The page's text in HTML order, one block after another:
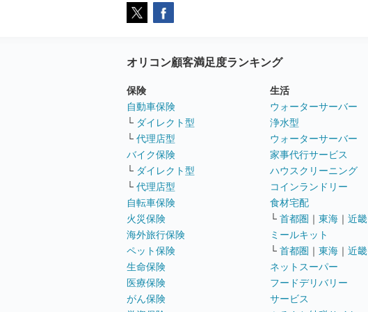
オリコン顧客満足度ランキング
保険
自動車保険
└ ダイレクト型
└ 代理店型
バイク保険
└ ダイレクト型
└ 代理店型
自転車保険
火災保険
海外旅行保険
ペット保険
生命保険
医療保険
がん保険
生活
ウォーターサーバー
浄水型
ウォーターサーバー
家事代行サービス
ハウスクリーニング
コインランドリー
食材宅配
└ 首都圏 ｜ 東海 ｜ 近畿
ミールキット
└ 首都圏 ｜ 東海 ｜ 近畿
ネットスーパー
フードデリバリー
サービス